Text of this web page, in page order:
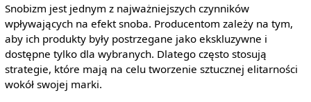
Snobizm jest jednym z najważniejszych czynników
wpływających na efekt snoba. Producentom zależy na tym,
aby ich produkty były postrzegane jako ekskluzywne i
dostępne tylko dla wybranych. Dlatego często stosują
strategie, które mają na celu tworzenie sztucznej elitarności
wokół swojej marki.